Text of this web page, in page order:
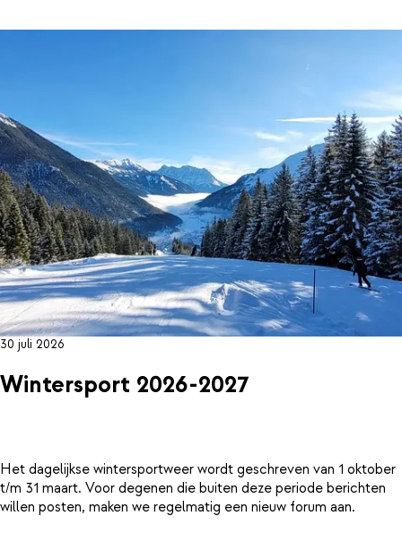
30 juli 2026
Wintersport 2026-2027
Het dagelijkse wintersportweer wordt geschreven van 1 oktober
t/m 31 maart. Voor degenen die buiten deze periode berichten
willen posten, maken we regelmatig een nieuw forum aan.